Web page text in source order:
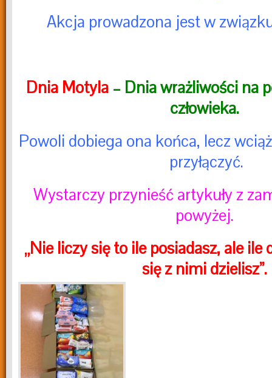
Akcja prowadzona jest w
Dnia Motyla – Dnia wrażliwości na
człowieka.
Powoli dobiega ona końca, lecz
przyłączyć.
Wystarczy przynieść artykuły z
powyżej.
„Nie liczy się to ile posiadasz, ale
się z nimi dzielisz”.